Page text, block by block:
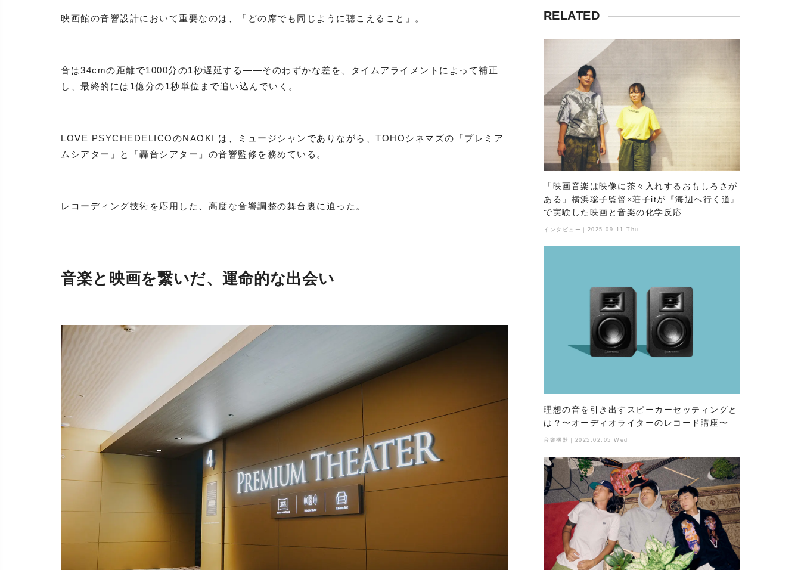
映画館の音響設計において重要なのは、「どの席でも同じように聴こえること」。
音は34cmの距離で1000分の1秒遅延する——そのわずかな差を、タイムアライメントによって補正
し、最終的には1億分の1秒単位まで追い込んでいく。
LOVE PSYCHEDELICOのNAOKI は、ミュージシャンでありながら、TOHOシネマズの「プレミア
ムシアター」と「轟音シアター」の音響監修を務めている。
レコーディング技術を応用した、高度な音響調整の舞台裏に迫った。
音楽と映画を繋いだ、運命的な出会い
RELATED
「映画音楽は映像に茶々入れするおもしろさが
ある」横浜聡子監督×荘子itが『海辺へ行く道』
で実験した映画と音楽の化学反応
インタビュー｜2025.09.11 Thu
理想の音を引き出すスピーカーセッティングと
は？〜オーディオライターのレコード講座〜
音響機器｜2025.02.05 Wed